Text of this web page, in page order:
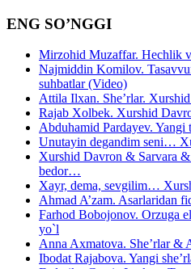
ENG SO’NGGI
Mirzohid Muzaffar. Hechlik
Najmiddin Komilov.
suhbatlar (Video)
Attila Ilxan. She’rlar.
Rajab Xolbek. Xurshid
Abduhamid Pardayev. Yangi
Unutayin degandim seni…
Xurshid Davron & Sarvara
bedor…
Xayr, dema, sevgilim…
Ahmad A’zam. Asarlaridan
Farhod Bobojonov. Orzuga
yo`l
Anna Axmatova. She’rlar &
Ibodat Rajabova. Yangi